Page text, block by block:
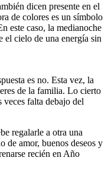
dicen presente en el
de colores es un símbolo
este caso, la medianoche
el cielo de una energía sin
es no. Esta vez, la
de la familia. Lo cierto
veces falta debajo del
regalarle a otra una
de amor, buenos deseos y
recién en Año